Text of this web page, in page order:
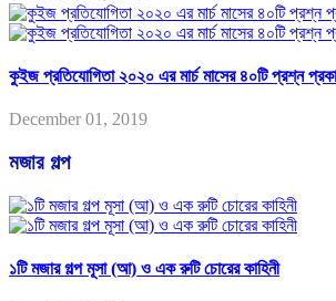
কুইজ প্রতিযোগিতা ২০২০ এর মার্চ মাসের ৪০টি প্রশ্ন
December 01, 2019
মজার গল্প
১টি মজার গল্প মূসা (আ) ও এক রুটি চোরের কাহিনী